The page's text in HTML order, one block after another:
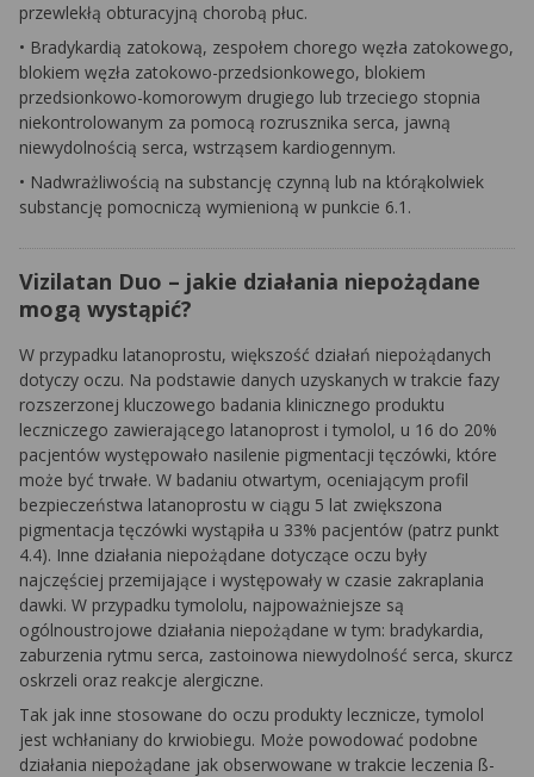
przewlekłą obturacyjną chorobą płuc.
• Bradykardią zatokową, zespołem chorego węzła zatokowego,
blokiem węzła zatokowo-przedsionkowego, blokiem
przedsionkowo-komorowym drugiego lub trzeciego stopnia
niekontrolowanym za pomocą rozrusznika serca, jawną
niewydolnością serca, wstrząsem kardiogennym.
• Nadwrażliwością na substancję czynną lub na którąkolwiek
substancję pomocniczą wymienioną w punkcie 6.1.
Vizilatan Duo – jakie działania niepożądane
mogą wystąpić?
W przypadku latanoprostu, większość działań niepożądanych
dotyczy oczu. Na podstawie danych uzyskanych w trakcie fazy
rozszerzonej kluczowego badania klinicznego produktu
leczniczego zawierającego latanoprost i tymolol, u 16 do 20%
pacjentów występowało nasilenie pigmentacji tęczówki, które
może być trwałe. W badaniu otwartym, oceniającym profil
bezpieczeństwa latanoprostu w ciągu 5 lat zwiększona
pigmentacja tęczówki wystąpiła u 33% pacjentów (patrz punkt
4.4). Inne działania niepożądane dotyczące oczu były
najczęściej przemijające i występowały w czasie zakraplania
dawki. W przypadku tymololu, najpoważniejsze są
ogólnoustrojowe działania niepożądane w tym: bradykardia,
zaburzenia rytmu serca, zastoinowa niewydolność serca, skurcz
oskrzeli oraz reakcje alergiczne.
Tak jak inne stosowane do oczu produkty lecznicze, tymolol
jest wchłaniany do krwiobiegu. Może powodować podobne
działania niepożądane jak obserwowane w trakcie leczenia ß-